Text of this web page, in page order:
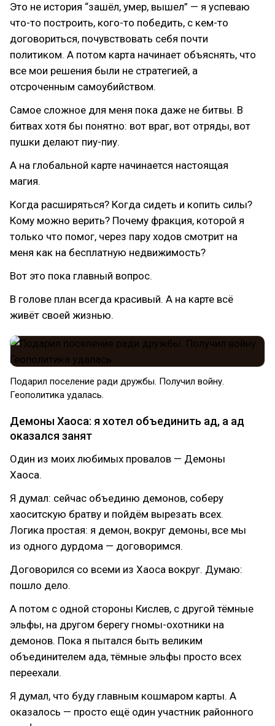
Это не история “зашёл, умер, вышел” — я успеваю
что-то построить, кого-то победить, с кем-то
договориться, почувствовать себя почти
политиком. А потом карта начинает объяснять, что
все мои решения были не стратегией, а
отсроченным самоубийством.
Самое сложное для меня пока даже не битвы. В
битвах хотя бы понятно: вот враг, вот отряды, вот
пушки делают пиу-пиу.
А на глобальной карте начинается настоящая
магия.
Когда расширяться? Когда сидеть и копить силы?
Кому можно верить? Почему фракция, которой я
только что помог, через пару ходов смотрит на
меня как на бесплатную недвижимость?
Вот это пока главный вопрос.
В голове план всегда красивый. А на карте всё
живёт своей жизнью.
Подарил поселение ради дружбы. Получил войну.
Геополитика удалась.
Демоны Хаоса: я хотел объединить ад, а ад
оказался занят
Один из моих любимых провалов — Демоны
Хаоса.
Я думал: сейчас объединю демонов, соберу
хаоситскую братву и пойдём вырезать всех.
Логика простая: я демон, вокруг демоны, все мы
из одного дурдома — договоримся.
Договорился со всеми из Хаоса вокруг. Думаю:
пошло дело.
А потом с одной стороны Кислев, с другой тёмные
эльфы, на другом берегу гномы-охотники на
демонов. Пока я пытался быть великим
объединителем ада, тёмные эльфы просто всех
переехали.
Я думал, что буду главным кошмаром карты. А
оказалось — просто ещё один участник районного